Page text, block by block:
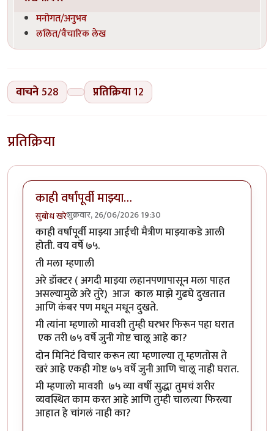
मनोगत/अनुभव
ललित/वैचारिक लेख
वाचने528 प्रतिक्रिया12
प्रतिक्रिया
काही वर्षांपूर्वी माझ्या…
सुबोध खरेशुक्रवार, 26/06/2026 19:30
काही वर्षांपूर्वी माझ्या आईची मैत्रीण माझ्याकडे आली
होती. वय वर्षे ७५.
ती मला म्हणाली
अरे डॉक्टर ( अगदी माझ्या लहानपणापासून मला पाहत
असल्यामुळे अरे तुरे) आज काल माझे गुढघे दुखतात
आणि कंबर पण मधून मधून दुखते.
मी त्यांना म्हणालो मावशी तुम्ही घरभर फिरून पहा घरात
एक तरी ७५ वर्षे जुनी गोष्ट चालू आहे का?
दोन मिनिटं विचार करून त्या म्हणाल्या तू म्हणतोस ते
खरं आहे एकही गोष्ट ७५ वर्षे जुनी आणि चालू नाही घरात.
मी म्हणालो मावशी ७५ व्या वर्षी सुद्धा तुमचं शरीर
व्यवस्थित काम करत आहे आणि तुम्ही चालत्या फिरत्या
आहात हे चांगलं नाही का?